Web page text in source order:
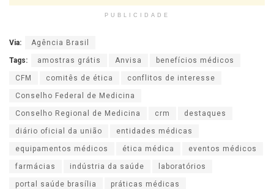
PUBLICIDADE
Via: Agência Brasil
Tags: amostras grátis Anvisa benefícios médicos
CFM comitês de ética conflitos de interesse
Conselho Federal de Medicina
Conselho Regional de Medicina crm destaques
diário oficial da união entidades médicas
equipamentos médicos ética médica eventos médicos
farmácias indústria da saúde laboratórios
portal saúde brasília práticas médicas